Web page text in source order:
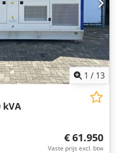
1 / 13
kVA
€ 61.950
Vaste prijs excl. btw